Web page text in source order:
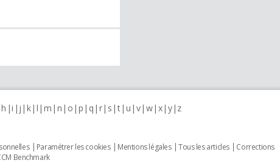
h i j k l m n o p q r s t u v w x y z
Paramétrer les cookies Mentions légales Tous les articles
Corrections
Benchmark